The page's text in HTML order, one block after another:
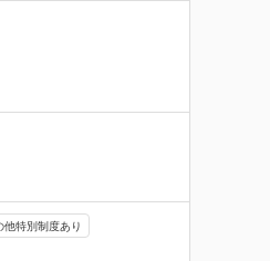
他特別制度あり